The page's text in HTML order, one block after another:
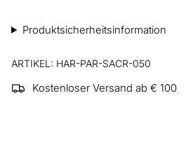
Produktsicherheitsinformation
ARTIKEL: HAR-PAR-SACR-050
Kostenloser Versand ab € 100